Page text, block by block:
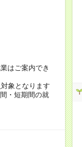
はご案内でき
象となります
・短期間の就